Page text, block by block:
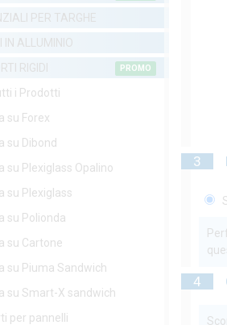
PER TARGHE
IN ALLUMINIO
RIGIDI
PROMO
i Prodotti
su Forex
su Dibond
su Plexiglass Opalino
su Plexiglass
su Polionda
su Cartone
su Piuma Sandwich
su Smart-X sandwich
per pannelli
3
4